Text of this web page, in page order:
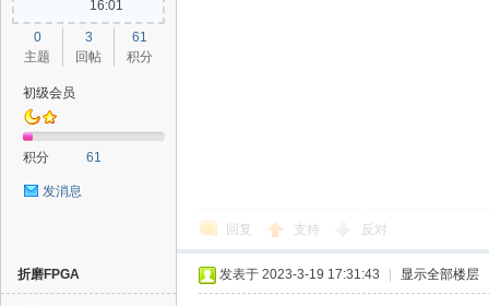
16:01
0
主题
3
回帖
61
积分
初级会员
积分 61
发消息
回复 支持 反对
折磨FPGA 发表于 2023-3-19 17:31:43 显示全部楼层